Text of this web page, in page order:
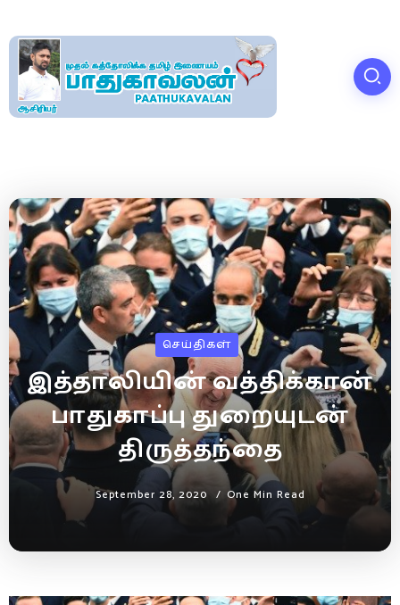
செய்திகள்
இத்தாலியின் வத்திக்கான்
பாதுகாப்பு துறையுடன்
திருத்தந்தை
September 28, 2020 One Min Read